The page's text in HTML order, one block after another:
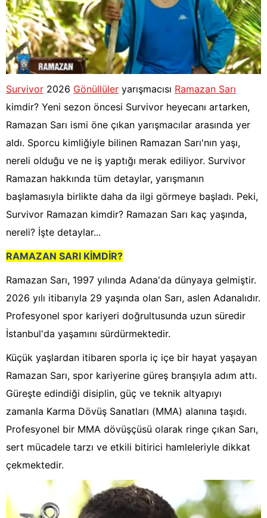
Survivor 2026 Gönüllüler yarışmacısı Ramazan Sarı
kimdir? Yeni sezon öncesi Survivor heyecanı artarken,
Ramazan Sarı ismi öne çıkan yarışmacılar arasında yer
aldı. Sporcu kimliğiyle bilinen Ramazan Sarı'nın yaşı,
nereli olduğu ve ne iş yaptığı merak ediliyor. Survivor
Ramazan hakkında tüm detaylar, yarışmanın
başlamasıyla birlikte daha da ilgi görmeye başladı. Peki,
Survivor Ramazan kimdir? Ramazan Sarı kaç yaşında,
nereli? İşte detaylar...
RAMAZAN SARI KİMDİR?
Ramazan Sarı, 1997 yılında Adana'da dünyaya gelmiştir.
2026 yılı itibarıyla 29 yaşında olan Sarı, aslen Adanalıdır.
Profesyonel spor kariyeri doğrultusunda uzun süredir
İstanbul'da yaşamını sürdürmektedir.
Küçük yaşlardan itibaren sporla iç içe bir hayat yaşayan
Ramazan Sarı, spor kariyerine güreş branşıyla adım attı.
Güreşte edindiği disiplin, güç ve teknik altyapıyı
zamanla Karma Dövüş Sanatları (MMA) alanına taşıdı.
Profesyonel bir MMA dövüşçüsü olarak ringe çıkan Sarı,
sert mücadele tarzı ve etkili bitirici hamleleriyle dikkat
çekmektedir.